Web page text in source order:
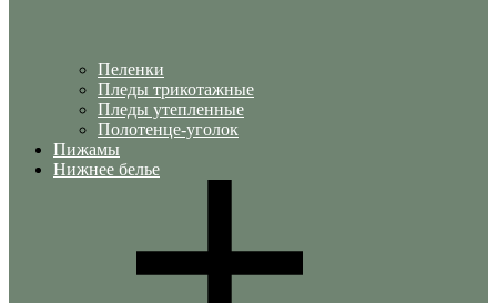
Пеленки
Пледы трикотажные
Пледы утепленные
Полотенце-уголок
Пижамы
Нижнее белье